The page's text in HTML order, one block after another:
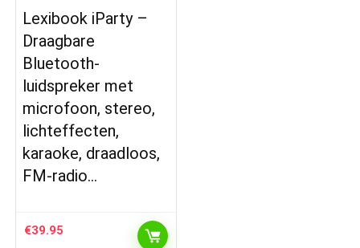
Lexibook iParty –
Draagbare
Bluetooth-
luidspreker met
microfoon, stereo,
lichteffecten,
karaoke, draadloos,
FM-radio…
€39.95